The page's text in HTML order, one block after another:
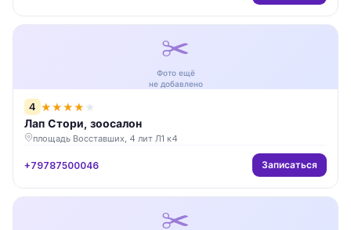
✂️
Фото ещё
не добавлено
4 ★★★★ ★
Лап Стори, зоосалон
площадь Восставших, 4 лит Л1 к4
+79787500046 Записаться
✂️